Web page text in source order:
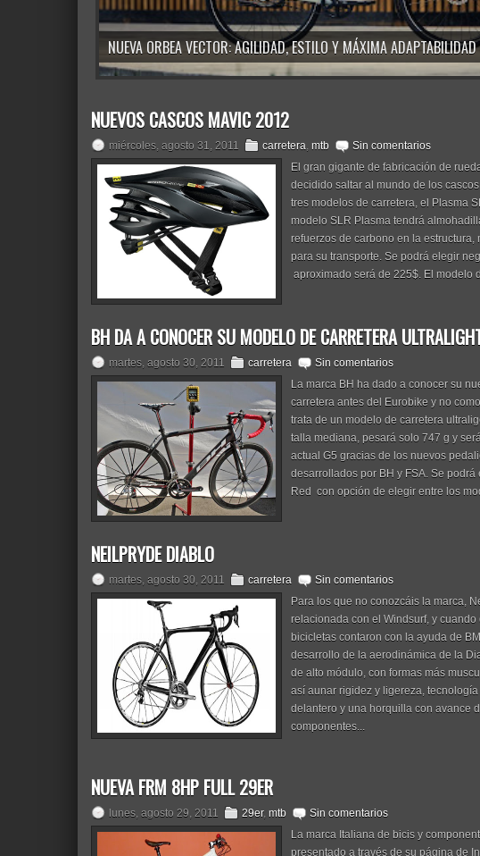
NUEVOS CASCOS MAVIC 2012
miércoles, agosto 31, 2011 carretera, mtb
Sin comentarios
El gran gigante de fabricación de
decidido saltar al mundo de los
tres modelos de carretera, el Plasma
modelo SLR Plasma tendrá
refuerzos de carbono en la
para su transporte. Se podrá elegir
aproximado será de 225$. El modelo
BH DA A CONOCER SU MODELO DE CARRETERA
martes, agosto 30, 2011 carretera
Sin comentarios
La marca BH ha dado a conocer su
carretera antes del Eurobike y no
trata de un modelo de carretera
talla mediana, pesará solo 747 g y
actual G5 gracias de los nuevos
desarrollados por BH y FSA. Se podrá
Red con opción de elegir entre los
NEILPRYDE DIABLO
martes, agosto 30, 2011 carretera
Sin comentarios
Para los que no conozcáis la marca,
relacionada con el Windsurf, y
bicicletas contaron con la ayuda de
desarrollo de la aerodinámica de la
de alto módulo, con formas más
así aunar rigidez y ligereza,
delantero y una horquilla con avance
componentes...
NUEVA FRM 8HP FULL 29ER
lunes, agosto 29, 2011 29er, mtb
Sin comentarios
La marca Italiana de bicis y
presentado a través de su página de